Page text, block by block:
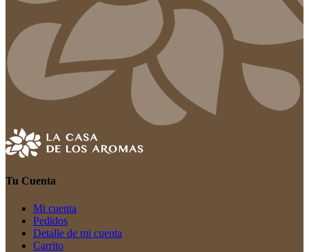
Tu Cuenta
Mi cuenta
Pedidos
Detalle de mi cuenta
Carrito